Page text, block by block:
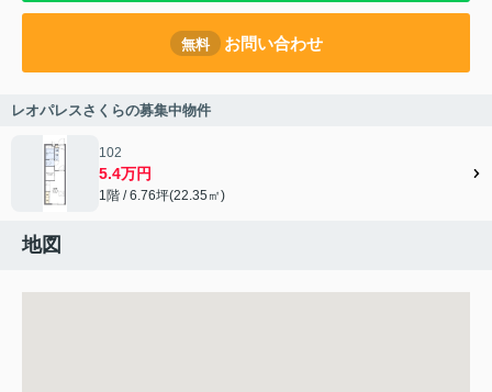
無料 お問い合わせ
レオパレスさくらの募集中物件
102
5.4万円
1階 / 6.76坪(22.35㎡)
地図